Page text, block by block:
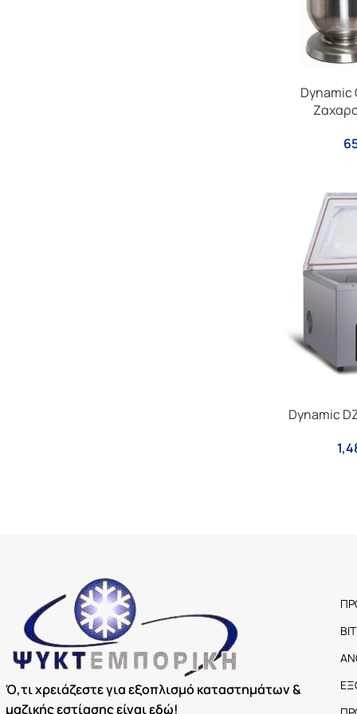
Dynamic
Dynamic
Ό,τι χρειάζεστε για εξοπλισμό καταστημάτων &
μαζικής εστίασης είναι εδώ!